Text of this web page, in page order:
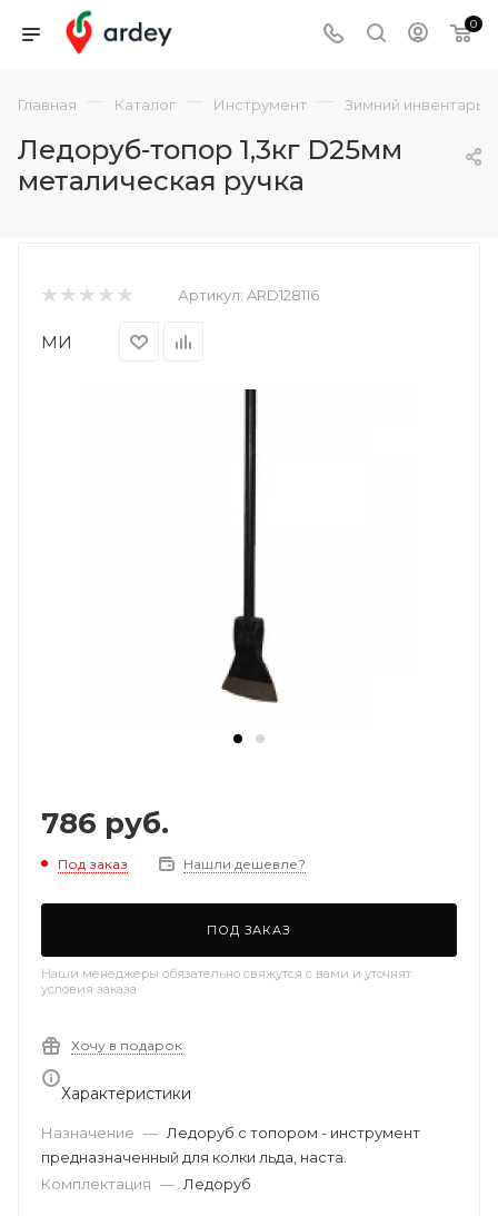
0
Главная — Каталог — Инструмент — Зимний инвентарь
Ледоруб-топор 1,3кг D25мм
металическая ручка
Артикул: ARD128116
МИ
786 руб.
Под заказ Нашли дешевле?
ПОД ЗАКАЗ
Наши менеджеры обязательно свяжутся с вами и уточнят
условия заказа
Хочу в подарок
Характеристики
Назначение — Ледоруб с топором - инструмент
предназначенный для колки льда, наста.
Комплектация — Ледоруб